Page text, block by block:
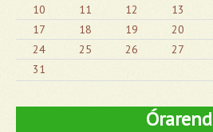
10
11 12 13
17
18 19 20
24
25 26 27
31
Órarend